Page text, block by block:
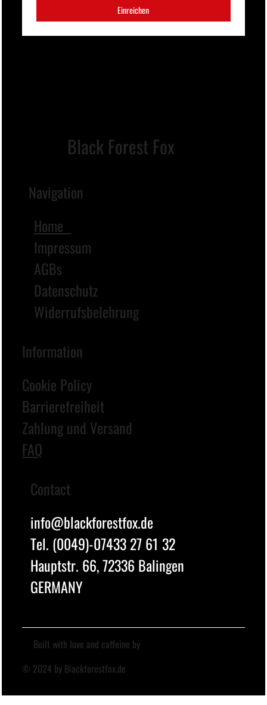
Black Forest Fox
Einreichen
Navigation
Home
Impressum
AGBs
Datenschutz
Widerrufsbelehrung
Information
Cookie Policy
Barrierefreiheit
Zahlung und Versand
FAQ
Contact
info@blackforestfox.de
Tel. (0049)-07433 27 61 32
Hauptstr. 66, 72336 Balingen
GERMANY
© 2024 by Blackforestfox.de
Built with love and caffeine by